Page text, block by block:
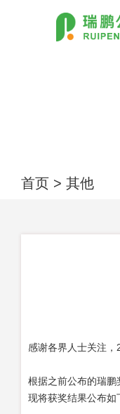
首页 > 其他
感谢各界人士关注
根据之前公布的瑞
现将获奖结果公布如